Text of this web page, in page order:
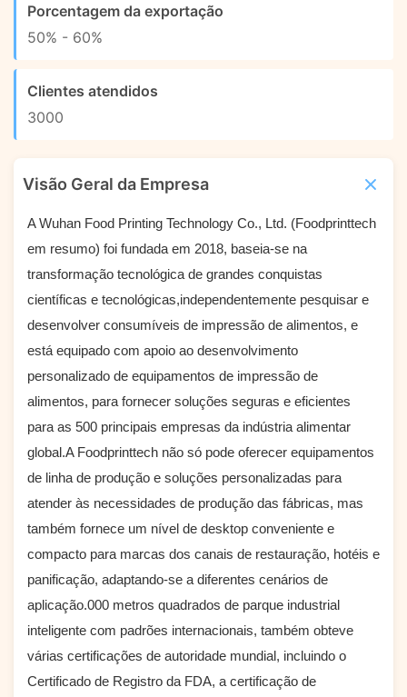
Porcentagem da exportação
50% - 60%
Clientes atendidos
3000
Visão Geral da Empresa
A Wuhan Food Printing Technology Co., Ltd. (Foodprinttech
em resumo) foi fundada em 2018, baseia-se na
transformação tecnológica de grandes conquistas
científicas e tecnológicas,independentemente pesquisar e
desenvolver consumíveis de impressão de alimentos, e
está equipado com apoio ao desenvolvimento
personalizado de equipamentos de impressão de
alimentos, para fornecer soluções seguras e eficientes
para as 500 principais empresas da indústria alimentar
global.A Foodprinttech não só pode oferecer equipamentos
de linha de produção e soluções personalizadas para
atender às necessidades de produção das fábricas, mas
também fornece um nível de desktop conveniente e
compacto para marcas dos canais de restauração, hotéis e
panificação, adaptando-se a diferentes cenários de
aplicação.000 metros quadrados de parque industrial
inteligente com padrões internacionais, também obteve
várias certificações de autoridade mundial, incluindo o
Certificado de Registro da FDA, a certificação de